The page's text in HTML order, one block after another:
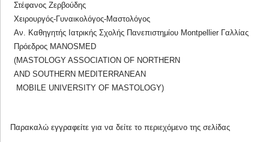
Στέφανος Ζερβούδης
Χειρουργός-Γυναικολόγος-Μαστολόγος
Αν. Καθηγητής Ιατρικής Σχολής Πανεπιστημίου Montpellier Γαλλίας
Πρόεδρος MANΟSMED
(MASTOLOGY ASSOCIATION OF NORTHERN
AND SOUTHERN MEDITERRANEAN
MOBILE UNIVERSITY OF MASTOLOGY)
Παρακαλώ εγγραφείτε για να δείτε το περιεχόμενο της σελίδας